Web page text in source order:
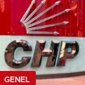
GENEL